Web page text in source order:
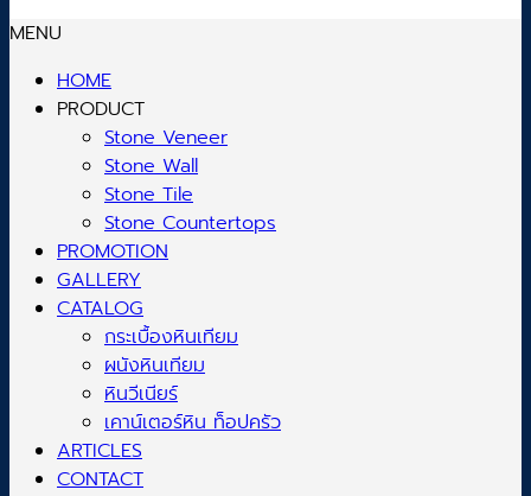
MENU
HOME
PRODUCT
Stone Veneer
Stone Wall
Stone Tile
Stone Countertops
PROMOTION
GALLERY
CATALOG
กระเบื้องหินเทียม
ผนังหินเทียม
หินวีเนียร์
เคาน์เตอร์หิน ท็อปครัว
ARTICLES
CONTACT